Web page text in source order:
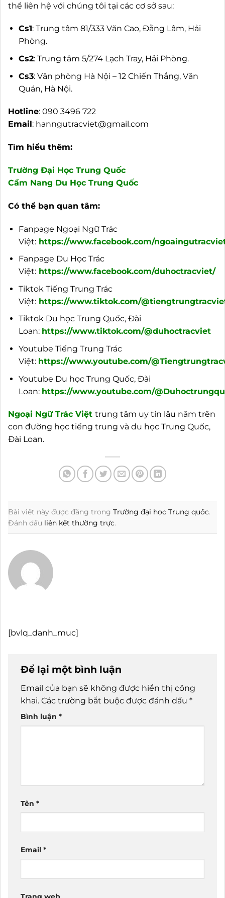
thể liên hệ với chúng tôi tại các cơ sở sau:
Cs1: Trung tâm 81/333 Văn Cao, Đằng Lâm, Hải
Phòng.
Cs2: Trung tâm 5/274 Lạch Tray, Hải Phòng.
Cs3: Văn phòng Hà Nội – 12 Chiến Thắng, Văn
Quán, Hà Nội.
Hotline: 090 3496 722
Email: hanngutracviet@gmail.com
Tìm hiểu thêm:
Trường Đại Học Trung Quốc
Cẩm Nang Du Học Trung Quốc
Có thể bạn quan tâm:
Fanpage Ngoại Ngữ Trác
Việt: https://www.facebook.com/
Fanpage Du Học Trác
Việt: https://www.facebook.com/duhoctracviet/
Tiktok Tiếng Trung Trác
Việt: https://www.tiktok.com/
Tiktok Du học Trung Quốc, Đài
Loan: https://www.tiktok.com/@duhoctracviet
Youtube Tiếng Trung Trác
Việt: https://www.youtube.com/
Youtube Du học Trung Quốc, Đài
Loan: https://www.youtube.com/
Ngoại Ngữ Trác Việt trung tâm uy tín lâu năm trên
con đường học tiếng trung và du học Trung Quốc,
Đài Loan.
Bài viết này được đăng trong Trường đại học Trung quốc.
Đánh dấu liên kết thường trực.
[bvlq_danh_muc]
Để lại một bình luận
Email của bạn sẽ không được hiển thị công
khai. Các trường bắt buộc được đánh dấu *
Bình luận *
Tên *
Email *